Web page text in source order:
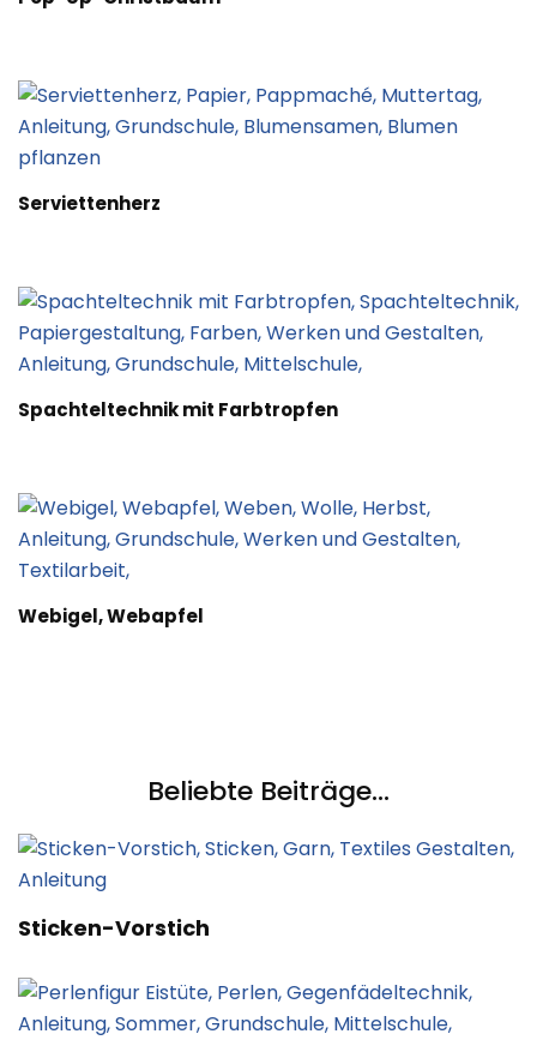
Serviettenherz
Spachteltechnik mit Farbtropfen
Webigel, Webapfel
Beliebte Beiträge...
Sticken-Vorstich